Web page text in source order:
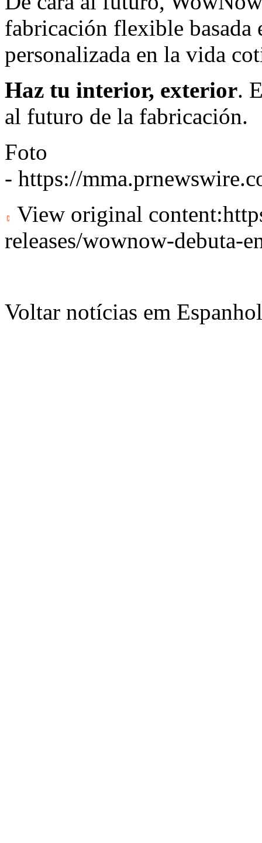
fabricación flexible
personalizada en la vida
Haz tu interior, exterior.
al futuro de la fabricación.
Foto
- https://
View original content:
releases/wownow-debuta-
Voltar notícias em Espanhol